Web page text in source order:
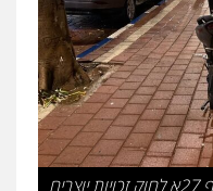
דין
צווארון לבן תעבורה
מעצרים וחקירות